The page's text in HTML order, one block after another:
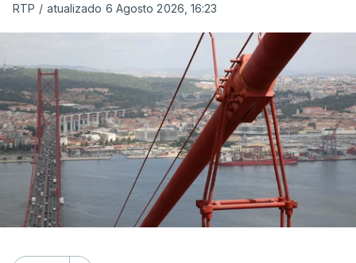
RTP / atualizado 6 Agosto 2026, 16:23